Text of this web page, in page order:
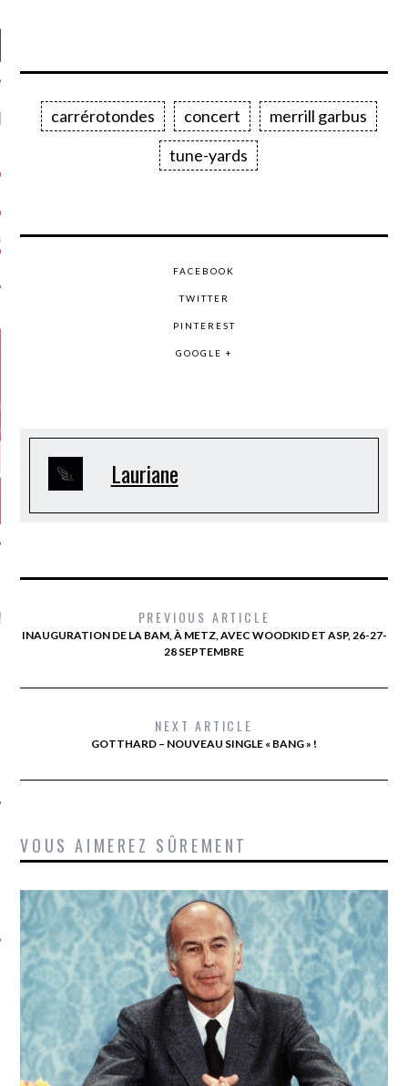
CRITIQUES
7.6
6.8
– HEL...
ANNIVERSAIRE
SOCIAUX
carrérotondes concert
merrill garbus
tune-yards
FACEBOOK
TWITTER
PINTEREST
GOOGLE +
Lauriane
PREVIOUS ARTICLE
INAUGURATION DE LA BAM, À METZ, AVEC WOODKID ET ASP, 26-27-
28 SEPTEMBRE
NEXT ARTICLE
GOTTHARD – NOUVEAU SINGLE « BANG » !
VOUS AIMEREZ SÛREMENT